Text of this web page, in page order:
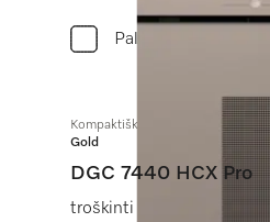
Palyginkite
Kompaktiška garinė orkaitė be
Gold
DGC 7440 HCX Pro
troškinti garuose, kepti,